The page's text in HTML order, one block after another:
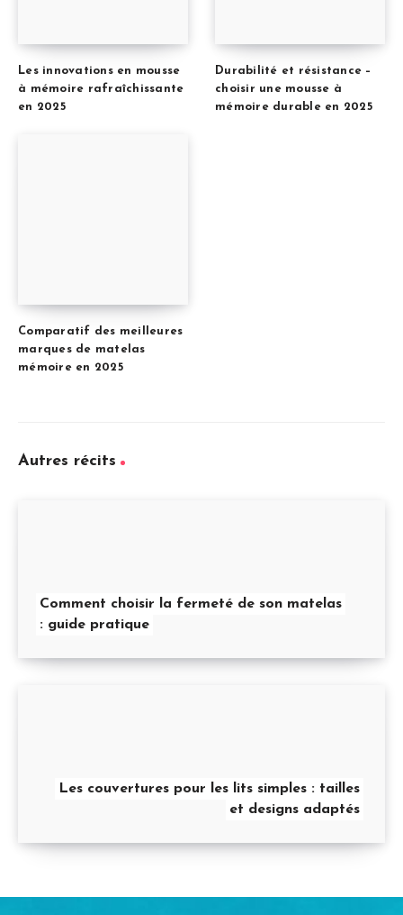
Les innovations en mousse
à mémoire rafraîchissante
en 2025
Durabilité et résistance –
choisir une mousse à
mémoire durable en 2025
Comparatif des meilleures
marques de matelas
mémoire en 2025
Autres récits
Comment choisir la fermeté de son matelas
: guide pratique
Les couvertures pour les lits simples : tailles
et designs adaptés